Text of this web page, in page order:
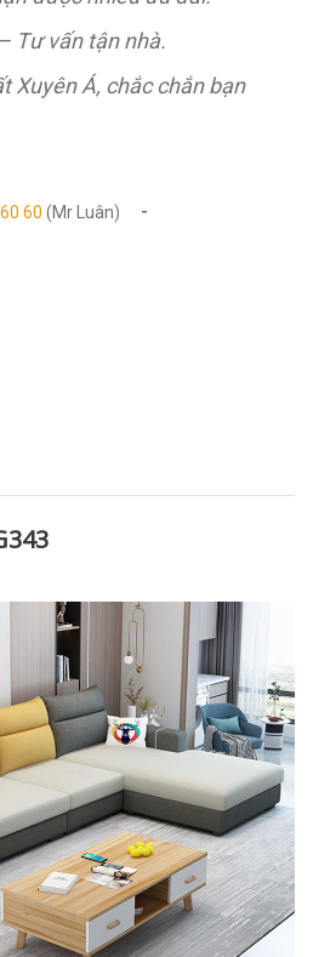
Tư vấn tận nhà.
Xuyên Á, chắc chắn bạn
60 (Mr Luân) -